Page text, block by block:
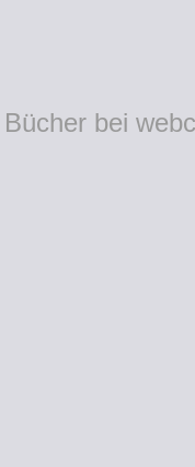
Bücher bei